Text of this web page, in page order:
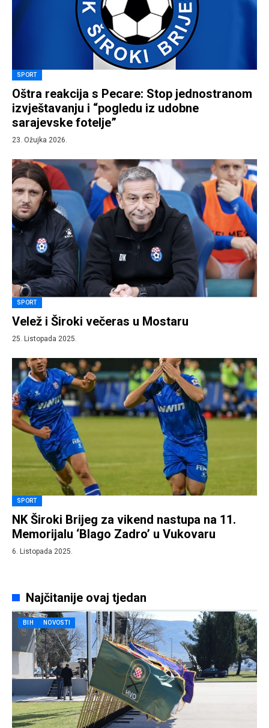
SPORT
Oštra reakcija s Pecare: Stop jednostranom
izvještavanju i “pogledu iz udobne
sarajevske fotelje”
23. Ožujka 2026.
SPORT
Velež i Široki večeras u Mostaru
25. Listopada 2025.
SPORT
NK Široki Brijeg za vikend nastupa na 11.
Memorijalu ‘Blago Zadro’ u Vukovaru
6. Listopada 2025.
Najčitanije ovaj tjedan
BIH NOVOSTI